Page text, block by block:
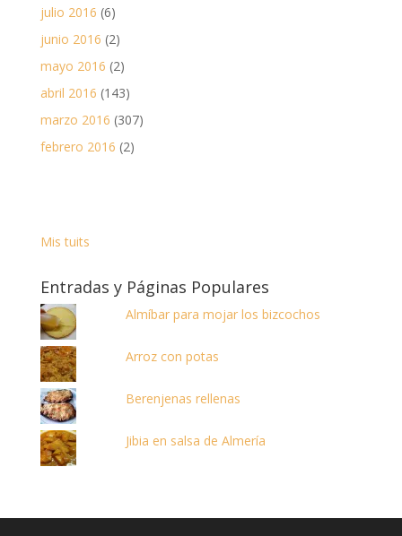
julio 2016 (6)
junio 2016 (2)
mayo 2016 (2)
abril 2016 (143)
marzo 2016 (307)
febrero 2016 (2)
Mis tuits
Entradas y Páginas Populares
Almíbar para mojar los bizcochos
Arroz con potas
Berenjenas rellenas
Jibia en salsa de Almería